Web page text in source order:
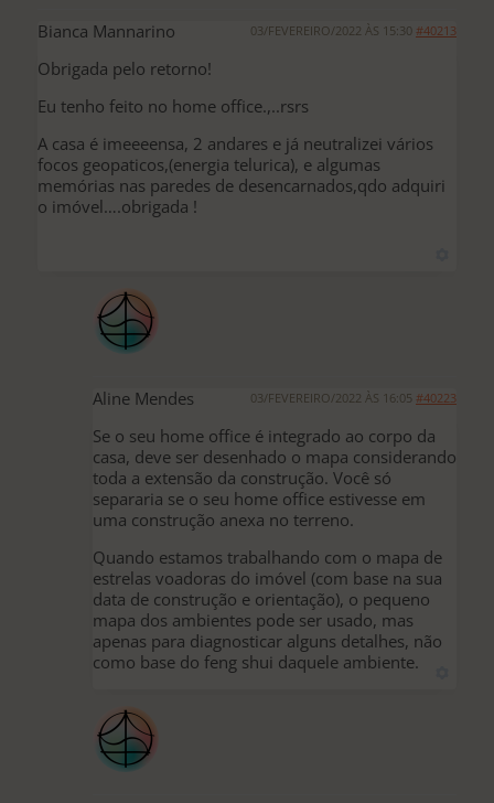
Bianca Mannarino 03/FEVEREIRO/2022 ÀS 15:30 #40213
Obrigada pelo retorno!
Eu tenho feito no home office.,..rsrs
A casa é imeeeensa, 2 andares e já neutralizei vários
focos geopaticos,(energia telurica), e algumas
memórias nas paredes de desencarnados,qdo adquiri
o imóvel….obrigada !
Aline Mendes 03/FEVEREIRO/2022 ÀS 16:05 #40223
Se o seu home office é integrado ao corpo da
casa, deve ser desenhado o mapa considerando
toda a extensão da construção. Você só
separaria se o seu home office estivesse em
uma construção anexa no terreno.
Quando estamos trabalhando com o mapa de
estrelas voadoras do imóvel (com base na sua
data de construção e orientação), o pequeno
mapa dos ambientes pode ser usado, mas
apenas para diagnosticar alguns detalhes, não
como base do feng shui daquele ambiente.